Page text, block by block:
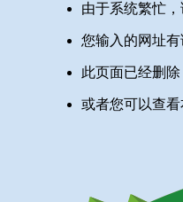
由于系统繁忙
您输入的网址有
此页面已经删
或者您可以查看